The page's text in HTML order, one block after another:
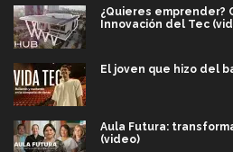
¿Quieres emprender?
Innovación del Tec
El joven que hizo del
Aula Futura:
(video)